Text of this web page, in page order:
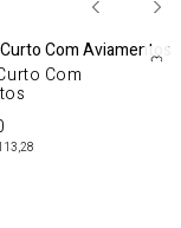
Com